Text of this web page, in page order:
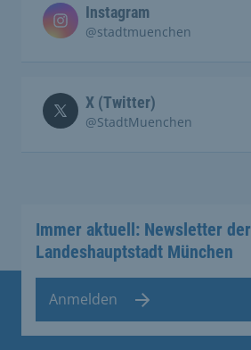
Instagram
@stadtmuenchen
X (Twitter)
@StadtMuenchen
Immer aktuell: Newsletter der
Landeshauptstadt München
Anmelden